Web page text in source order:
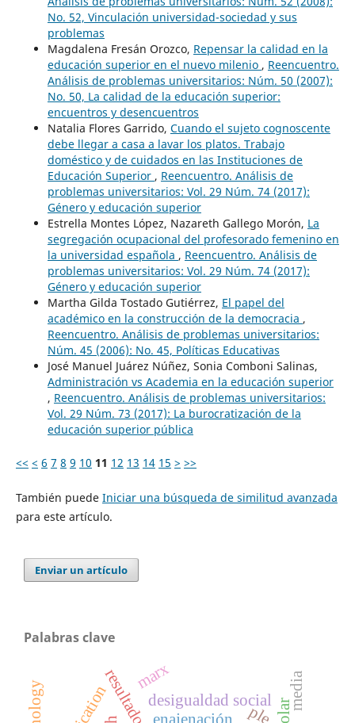
No. 52, Vinculación universidad-sociedad y sus
problemas
Magdalena Fresán Orozco, Repensar la calidad en la
educación superior en el nuevo milenio , Reencuentro.
Análisis de problemas universitarios: Núm. 50 (2007):
No. 50, La calidad de la educación superior:
encuentros y desencuentros
Natalia Flores Garrido, Cuando el sujeto cognoscente
debe llegar a casa a lavar los platos. Trabajo
doméstico y de cuidados en las Instituciones de
Educación Superior , Reencuentro. Análisis de
problemas universitarios: Vol. 29 Núm. 74 (2017):
Género y educación superior
Estrella Montes López, Nazareth Gallego Morón, La
segregación ocupacional del profesorado femenino en
la universidad española , Reencuentro. Análisis de
problemas universitarios: Vol. 29 Núm. 74 (2017):
Género y educación superior
Martha Gilda Tostado Gutiérrez, El papel del
académico en la construcción de la democracia ,
Reencuentro. Análisis de problemas universitarios:
Núm. 45 (2006): No. 45, Políticas Educativas
José Manuel Juárez Núñez, Sonia Comboni Salinas,
Administración vs Academia en la educación superior
, Reencuentro. Análisis de problemas universitarios:
Vol. 29 Núm. 73 (2017): La burocratización de la
educación superior pública
<< < 6 7 8 9 10 11 12 13 14 15 > >>
También puede Iniciar una búsqueda de similitud avanzada
para este artículo.
Enviar un artículo
Palabras clave
desigualdad social
enajenación
marx media
ple